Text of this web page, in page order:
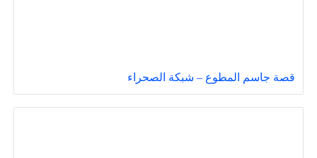
قصة جاسم المطوع – شبكة الصحراء